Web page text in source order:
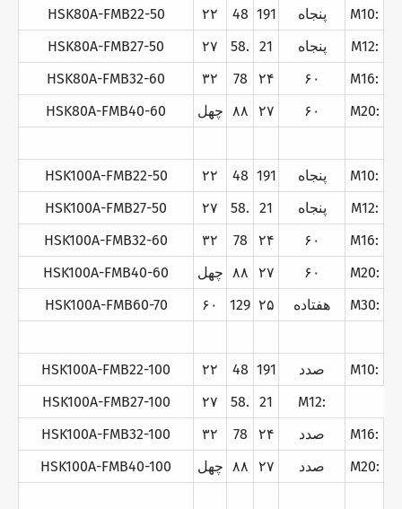
HSK80A-FMB22-50 ۲۲ 48 191 پنجاه
M10:
HSK80A-FMB27-50
۲۷ 58. 21 پنجاه
M12:
HSK80A-FMB32-60
۳۲ 78 ۲۴ ۶۰
M16:
HSK80A-FMB40-60
چهل ۸۸ ۲۷ ۶۰ M20:
HSK100A-FMB22-50 ۲۲ 48 191 پنجاه
M10:
HSK100A-FMB27-50
۲۷ 58. 21 پنجاه
M12:
HSK100A-FMB32-60
۳۲ 78 ۲۴ ۶۰
M16:
HSK100A-FMB40-60
چهل ۸۸ ۲۷ ۶۰
M20:
HSK100A-FMB60-70
۶۰ 129 ۲۵ هفتاده M30:
HSK100A-FMB22-100 ۲۲ 48 191 صدد
M10:
HSK100A-FMB27-100
۲۷ 58. 21
M12:
HSK100A-FMB32-100
۳۲ 78 ۲۴ صدد
M16:
HSK100A-FMB40-100
چهل ۸۸ ۲۷ صدد M20: